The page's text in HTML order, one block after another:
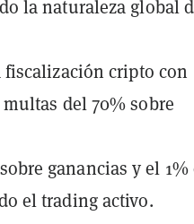
la naturaleza global
fiscalización cripto con
del 70% sobre
ganancias y el 1%
el trading activo.